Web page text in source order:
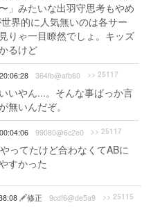
」みたいな出羽守思考もやめ
界的に人気無いのは各サー
りゃ一目瞭然でしょ。キッズ
るけど
364fb@afb60 >> 25117
いやん...。そんな事ばっか言
無いんだぞ。
99080@6c2e0 >> 25117
ってたけど合わなくてABに
すかった
修正 9cdf6@de5a9 >> 25115